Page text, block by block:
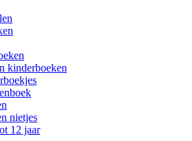
kinderboeken
nietjes
12 jaar